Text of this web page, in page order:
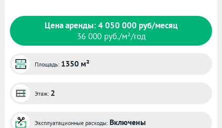
Цена аренды: 4 050 000 руб/месяц
36 000 руб./м²/год
Площадь: 1350 м²
Этаж: 2
Эксплуатационные расходы: Включены